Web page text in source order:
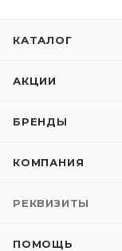
КАТАЛОГ
АКЦИИ
БРЕНДЫ
КОМПАНИЯ
РЕКВИЗИТЫ
ПОМОЩЬ